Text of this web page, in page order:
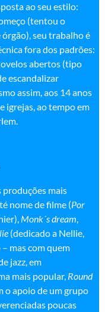
ao seu estilo:
(tentou o
seu trabalho é
fora dos padrões:
abertos (tipo
escandalizar
assim, aos 14 anos
igrejas, ao tempo em
mais
nome de filme (Por
Monk´s dream
(dedicado a Nellie,
mas com quem
jazz, em
mais popular, Round
o apoio de um grupo
poucas